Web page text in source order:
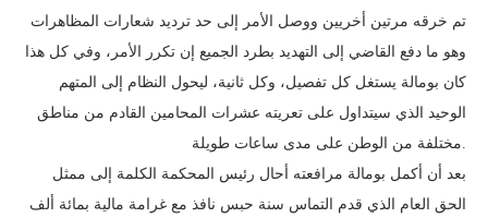
تم خرقه مرتين أخريين ووصل الأمر إلى حد ترديد شعارات المظاهرات
وهو ما دفع القاضي إلى التهديد بطرد الجميع إن تكرر الأمر، وفي كل هذا
كان بومالة يستغل كل تفصيل، وكل ثانية، ليحول النظام إلى المتهم
الوحيد الذي سيتداول على تعريته عشرات المحامين القادم من مناطق
مختلفة من الوطن على مدى ساعات طويلة.
بعد أن أكمل بومالة مرافعته أحال رئيس المحكمة الكلمة إلى ممثل
الحق العام الذي قدم التماس سنة حبس نافذ مع غرامة مالية بمائة ألف